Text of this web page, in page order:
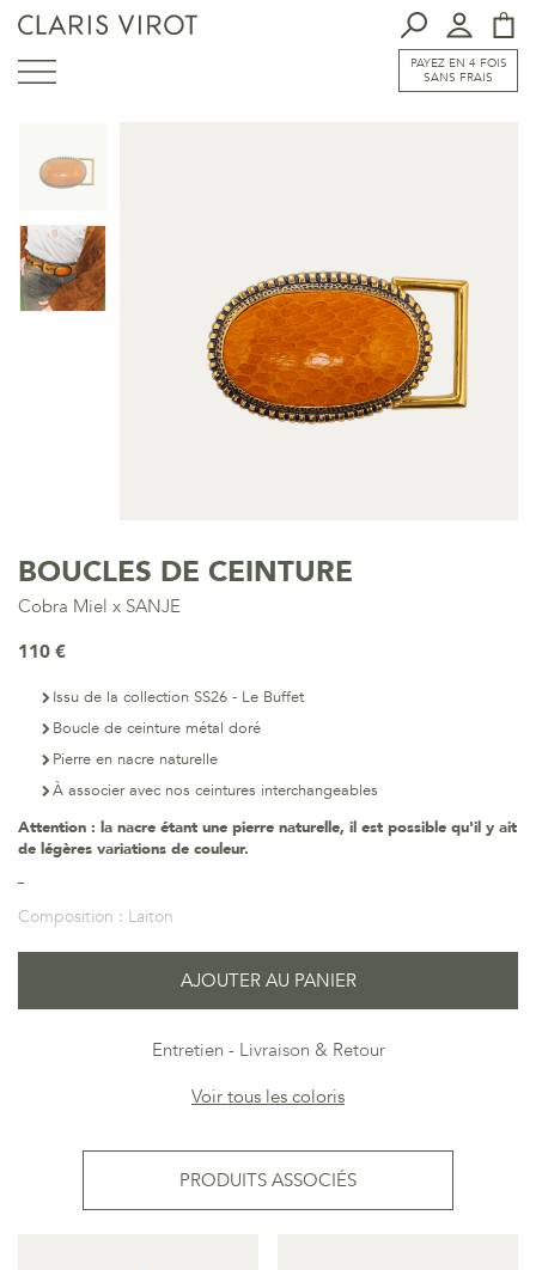
PAYEZ EN 4 FOIS
SANS FRAIS
BOUCLES DE CEINTURE
Cobra Miel x SANJE
110 €
Issu de la collection SS26 - Le Buffet
Boucle de ceinture métal doré
Pierre en nacre naturelle
À associer avec nos ceintures interchangeables
Attention : la nacre étant une pierre naturelle, il est possible qu'il y ait
de légères variations de couleur.
Composition : Laiton
AJOUTER AU PANIER
Entretien
Livraison & Retour
Voir tous les coloris
PRODUITS ASSOCIÉS